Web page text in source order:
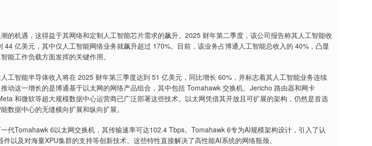
的机遇，这得益于其网络和定制人工智能芯片需求的飙升。2025 财年第二季度，该公司报告称其人工智能收
44 亿美元，其中仅人工智能网络业务就飙升超过 170%。目前，该业务占博通人工智能总收入的 40%，凸显
能工作负载方面发挥的关键作用。
工智能半导体收入将在 2025 财年第三季度达到 51 亿美元，同比增长 60%，并标志着其人工智能业务连续
动这一增长的是博通基于以太网的网络产品组合，其中包括 Tomahawk 交换机、Jericho 路由器和网卡
和微软等超大规模数据中心运营商已广泛部署这些技术。以太网凭借其开放且可扩展的架构，仍然是首选
数据中心的无缝横向扩展和纵向扩展。
代Tomahawk 6以太网交换机，其传输速率可达102.4 Tbps。Tomahawk 6专为AI规模架构设计，引入了认
以及对海量XPU集群的支持等创新技术。这些特性直接解决了高性能AI系统的网络瓶颈。